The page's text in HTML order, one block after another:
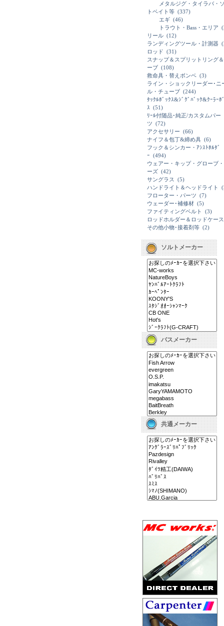
メタルジグ・タイラバ・
トベイト等 (337)
エギ (46)
トラウト・Bass・エリア
リール (12)
ランディングツール・計測器
ロッド (31)
スナップ＆スプリットリング＆
ーブ (108)
救命具・替えボンベ (3)
ライン・ショックリーダー･ニ
ル・チューブ (244)
ﾀｯｸﾙﾎﾞｯｸｽ&ｼﾞｸﾞﾊﾞｯｸ&ｸｰﾗｰﾎ
ｽ (51)
ﾘｰﾙ付随品･純正/カスタムパー
ツ (72)
アクセサリー (66)
ナイフ＆包丁&締め具 (6)
フック＆シンカー・ｱｼｽﾄﾎﾙﾀﾞ
ｰ (494)
ウェアー・キップ・グローブ・
ーズ (42)
サングラス
(5)
ハンドライト＆ヘッドライト
フローター・パーツ (7)
ウェーダー･補修材 (5)
ファイティングベルト
(3)
ロッドホルダー＆ロッドケース
その他小物･接着剤等 (2)
ソルトメーカー
バスメーカー
共通メーカー